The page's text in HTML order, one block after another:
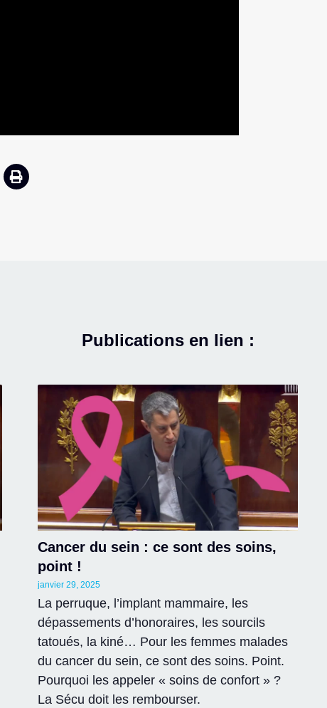
Publications en lien :
Cancer du sein : ce sont des soins,
point !
janvier 29, 2025
La perruque, l’implant mammaire, les
dépassements d’honoraires, les sourcils
tatoués, la kiné… Pour les femmes malades
du cancer du sein, ce sont des soins. Point.
Pourquoi les appeler « soins de confort » ?
La Sécu doit les rembourser.